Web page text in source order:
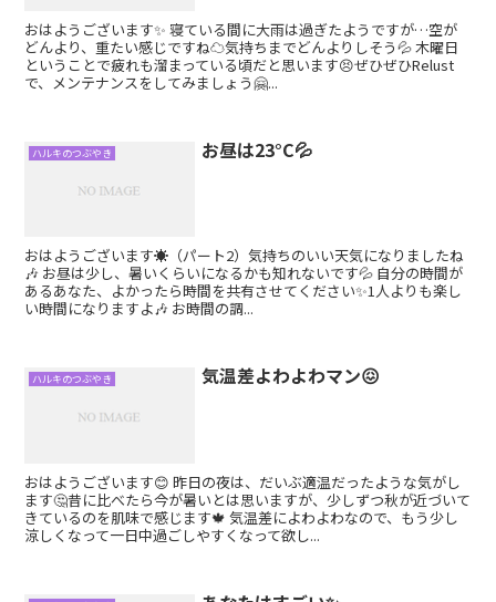
おはようございます✨ 寝ている間に大雨は過ぎたようですが…空が
どんより、重たい感じですね☁️気持ちまでどんよりしそう💦 木曜日
ということで疲れも溜まっている頃だと思います😣ぜひぜひRelust
で、メンテナンスをしてみましょう🤗...
ハルキのつぶやき お昼は23°C💦
おはようございます☀（パート2）気持ちのいい天気になりましたね
🎶 お昼は少し、暑いくらいになるかも知れないです💦 自分の時間が
あるあなた、よかったら時間を共有させてください✨1人よりも楽し
い時間になりますよ🎶 お時間の調...
ハルキのつぶやき 気温差よわよわマン😖
おはようございます😊 昨日の夜は、だいぶ適温だったような気がし
ます🤔昔に比べたら今が暑いとは思いますが、少しずつ秋が近づいて
きているのを肌味で感じます🍁 気温差によわよわなので、もう少し
涼しくなって一日中過ごしやすくなって欲し...